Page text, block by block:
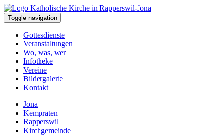
Toggle navigation
Gottesdienste
Veranstaltungen
Wo, was, wer
Infotheke
Vereine
Bildergalerie
Kontakt
Jona
Kempraten
Rapperswil
Kirchgemeinde